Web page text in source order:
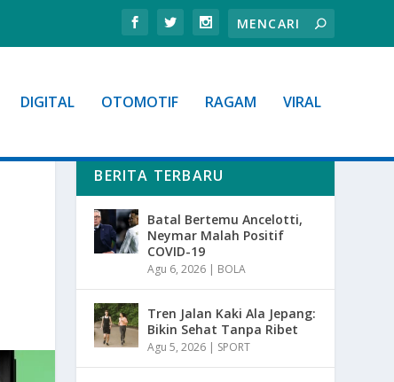
DIGITAL OTOMOTIF RAGAM VIRAL
BERITA TERBARU
Batal Bertemu Ancelotti,
Neymar Malah Positif
COVID-19
Agu 6, 2026 | BOLA
Tren Jalan Kaki Ala Jepang:
Bikin Sehat Tanpa Ribet
Agu 5, 2026 | SPORT